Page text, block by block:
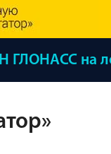
ГЛОНАСС на